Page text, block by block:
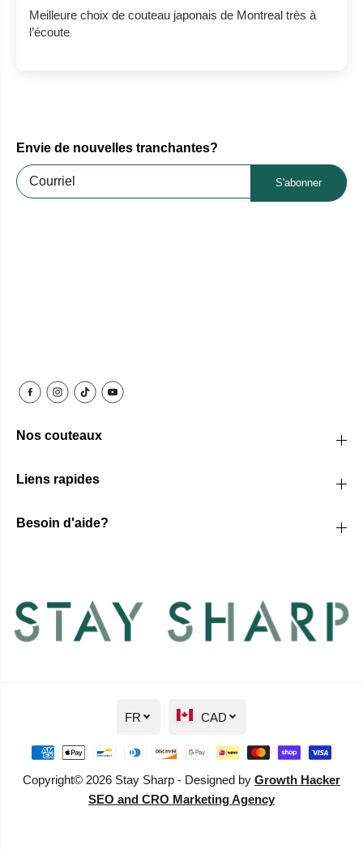
Meilleure choix de couteau japonais de Montreal très à
l’écoute
Envie de nouvelles tranchantes?
S'abonner
Nos couteaux
Liens rapides
Besoin d'aide?
Copyright© 2026 Stay Sharp - Designed by Growth Hacker
SEO and CRO Marketing Agency
FR CAD